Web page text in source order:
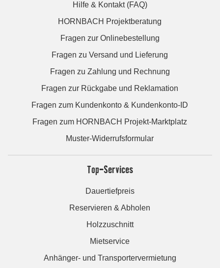
Hilfe & Kontakt (FAQ)
HORNBACH Projektberatung
Fragen zur Onlinebestellung
Fragen zu Versand und Lieferung
Fragen zu Zahlung und Rechnung
Fragen zur Rückgabe und Reklamation
Fragen zum Kundenkonto & Kundenkonto-ID
Fragen zum HORNBACH Projekt-Marktplatz
Muster-Widerrufsformular
Top-Services
Dauertiefpreis
Reservieren & Abholen
Holzzuschnitt
Mietservice
Anhänger- und Transportervermietung